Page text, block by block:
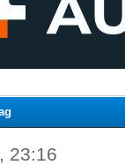
23:16